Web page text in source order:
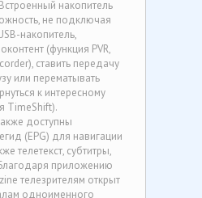
накопитель
не подключая
накопитель,
(функция PVR,
ставить передачу
или перематывать
к интересному
TimeShift).
доступны
(EPG) для навигации
телетекст, субтитры,
приложению
телезрителям открыт
одноименного